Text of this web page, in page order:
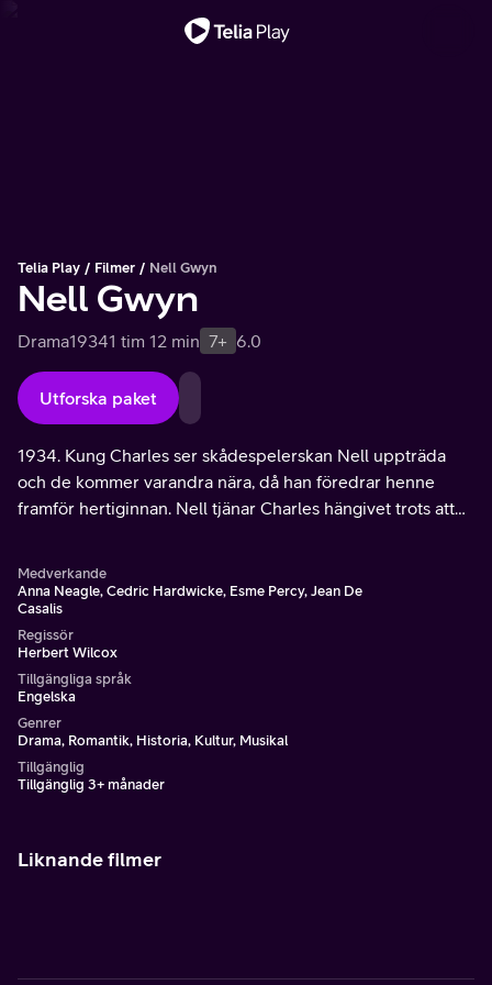
Telia Play Filmer Nell Gwyn
Nell Gwyn
Drama19341 tim 12 min 7+ 6.0
Utforska paket
1934. Kung Charles ser skådespelerskan Nell uppträda
och de kommer varandra nära, då han föredrar henne
framför hertiginnan. Nell tjänar Charles hängivet trots att
Medverkande
Anna Neagle, Cedric Hardwicke, Esme Percy, Jean De
Casalis
Regissör
Herbert Wilcox
Tillgängliga språk
Engelska
Genrer
Drama, Romantik, Historia, Kultur, Musikal
Tillgänglig
Tillgänglig 3+ månader
Liknande filmer